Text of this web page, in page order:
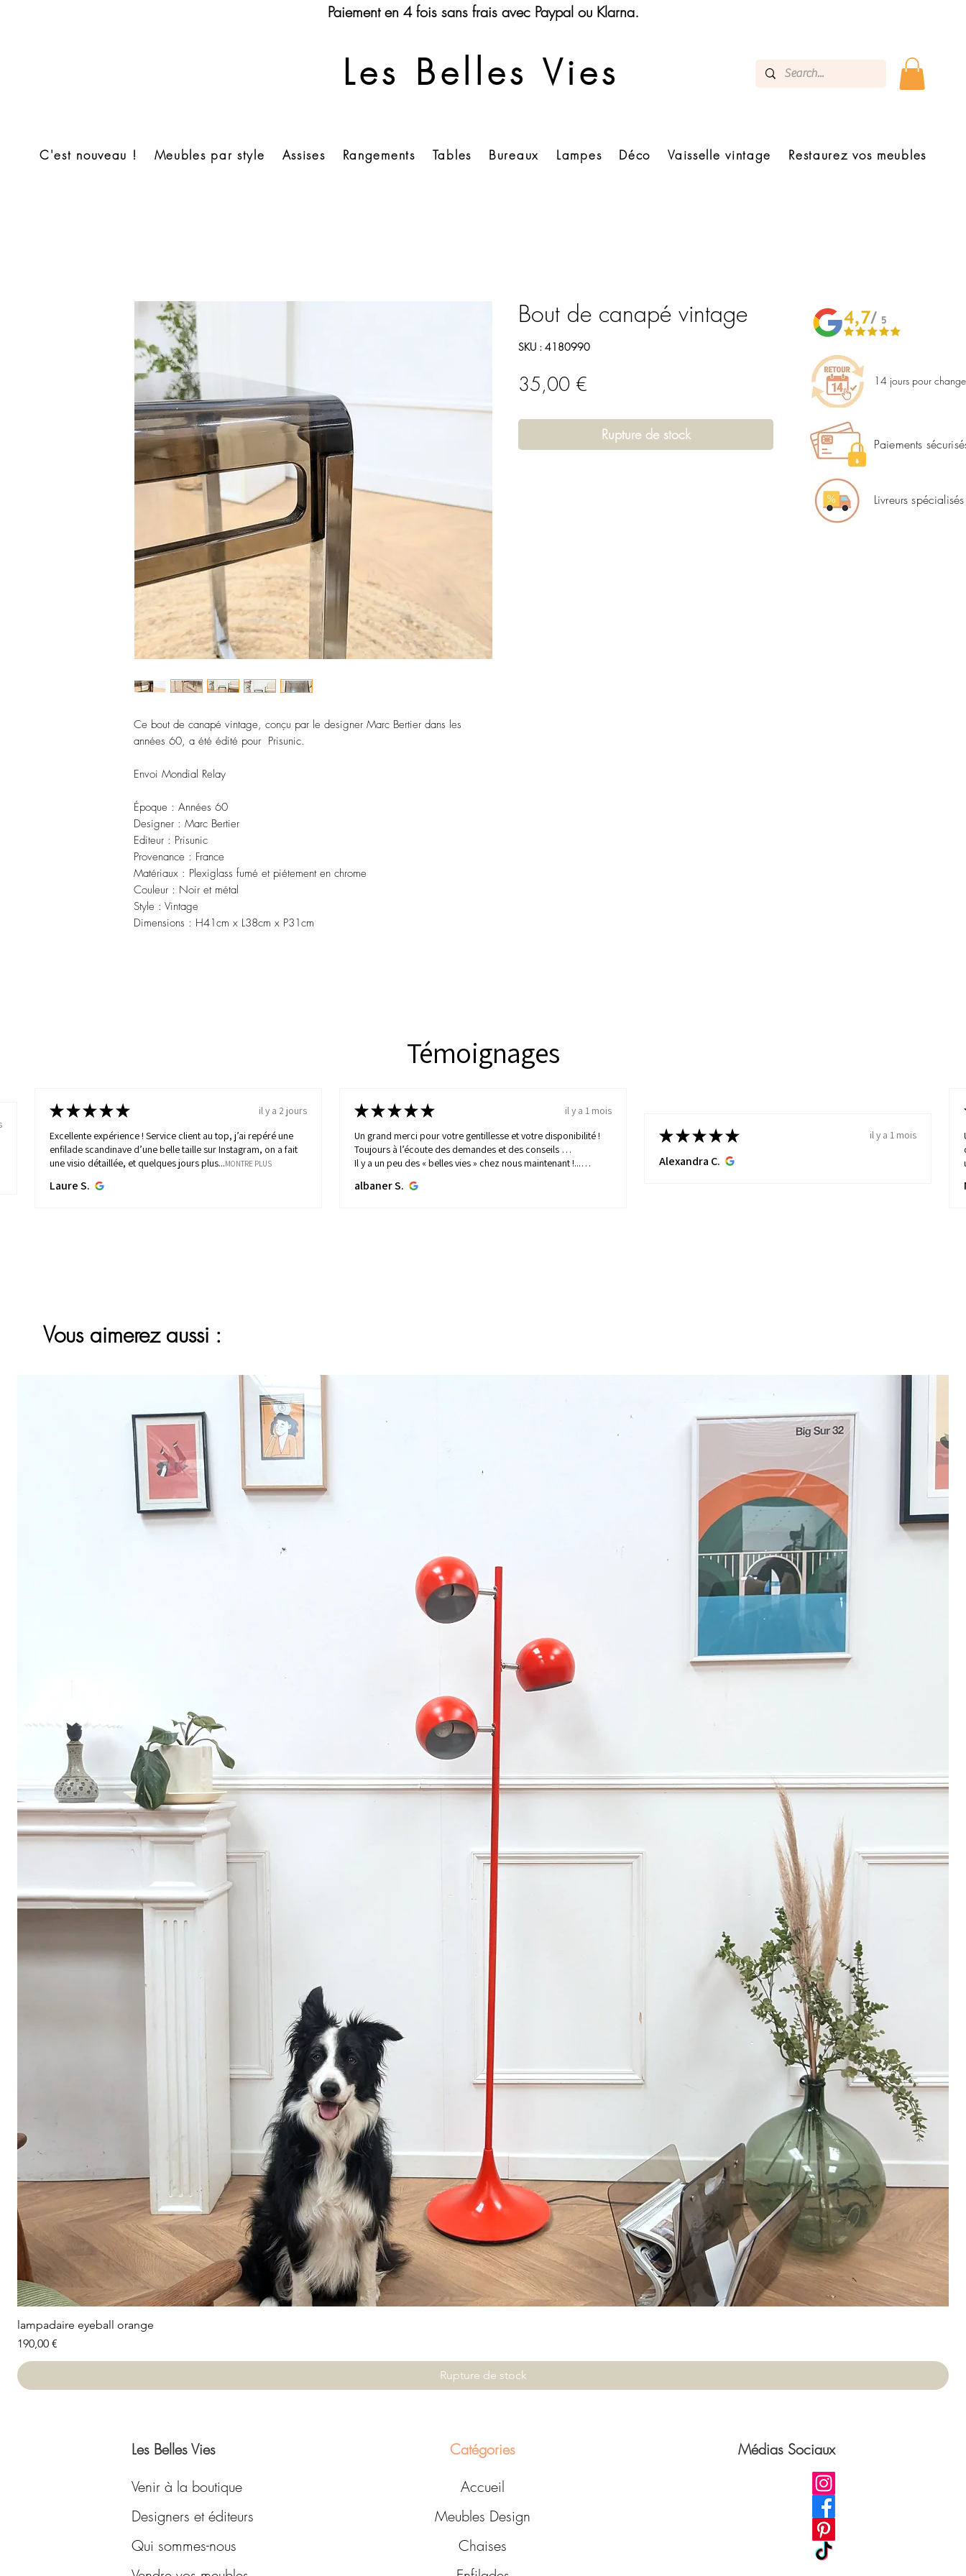
Paiement en 4 fois sans frais avec Paypal ou Klarna.
Les Belles Vies
C'est nouveau ! Meubles par style Assises Rangements Tables Bureaux Lampes Déco Vaisselle vintage Restaurez vos meubles
Témoignages
★★★★★
il y a 2 jours
Excellente expérience ! Service client au top, j’ai repéré une
enfilade scandinave d’une belle taille sur Instagram, on a fait
une visio détaillée, et quelques jours plus...MONTRE PLUS
Laure S.
★★★★★
il y a 1 mois
Un grand merci pour votre gentillesse et votre disponibilité !
Toujours à l’écoute des demandes et des conseils …
Il y a un peu des « belles vies » chez nous maintenant !...
albaner S.
★★★★★ il y a 1 mois
Alexandra C.
Ce bout de canapé vintage, conçu par le designer Marc Bertier dans les
années 60, a été édité pour Prisunic.
Envoi Mondial Relay
Époque : Années 60
Designer : Marc Bertier
Editeur : Prisunic
Provenance : France
Matériaux : Plexiglass fumé et piétement en chrome
Couleur : Noir et métal
Style : Vintage
Dimensions : H41cm x L38cm x P31cm
Bout de canapé vintage
SKU : 4180990
35,00 €
Rupture de stock
14 jours pour
Paiements
Livreurs spécialisés
Vous aimerez aussi :
lampadaire eyeball orange
Prix
190,00 €
Rupture de stock
Les Belles Vies
Venir à la boutique
Designers et éditeurs
Qui sommes-nous
Catégories
Accueil
Meubles Design
Chaises
Médias Sociaux